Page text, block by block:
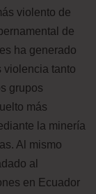
violento de
de
ha generado
violencia tanto
grupos
más
la minería
Al mismo
al
en Ecuador